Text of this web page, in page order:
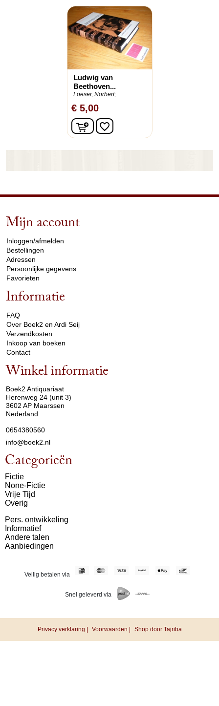
Ludwig van
Beethoven...
Loeser, Norbert;
€ 5,00
In winkelwagen
favorite_border
Mijn account
Inloggen/afmelden
Bestellingen
Adressen
Persoonlijke gegevens
Favorieten
Informatie
FAQ
Over Boek2 en Ardi Seij
Verzendkosten
Inkoop van boeken
Contact
Winkel informatie
Boek2 Antiquariaat
Herenweg 24 (unit 3)
3602 AP Maarssen
Nederland
0654380560
info@boek2.nl
Categorieën
Fictie
None-Fictie
Vrije Tijd
Overig
Pers. ontwikkeling
Informatief
Andere talen
Aanbiedingen
Veilig betalen via
Snel geleverd via
Privacy verklaring | Voorwaarden | Shop door Tajriba